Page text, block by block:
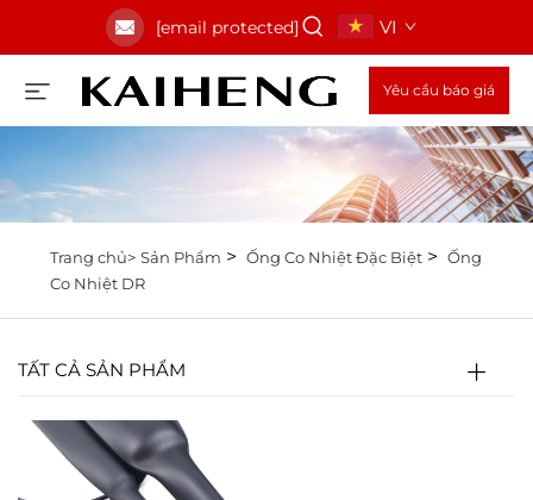
[email protected] VI
Yêu cầu báo giá
Trang chủ> Sản Phẩm > Ống Co Nhiệt Đặc Biệt> Ống
Co Nhiệt DR
TẤT CẢ SẢN PHẨM